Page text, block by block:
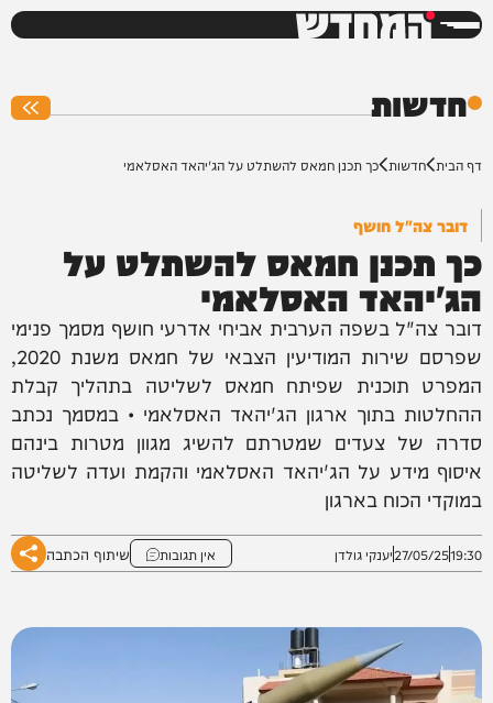
המחדש
חדשות
דף הבית חדשות כך תכנן חמאס להשתלט על הג'יהאד האסלאמי
דובר צה"ל חושף
כך תכנן חמאס להשתלט על
הג'יהאד האסלאמי
דובר צה"ל בשפה הערבית אביחי אדרעי חושף מסמך פנימי
שפרסם שירות המודיעין הצבאי של חמאס משנת 2020,
המפרט תוכנית שפיתח חמאס לשליטה בתהליך קבלת
ההחלטות בתוך ארגון הג'יהאד האסלאמי • במסמך נכתב
סדרה של צעדים שמטרתם להשיג מגוון מטרות בינהם
איסוף מידע על הג'יהאד האסלאמי והקמת ועדה לשליטה
במוקדי הכוח בארגון
19:30
27/05/25יענקי גולדן אין תגובות שיתוף הכתבה